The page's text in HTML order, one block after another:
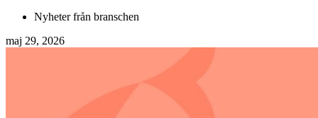
Nyheter från branschen
maj 29, 2026